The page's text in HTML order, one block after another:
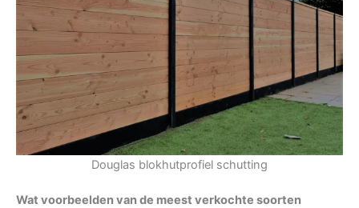
Douglas blokhutprofiel schutting
Wat voorbeelden van de meest verkochte soorten